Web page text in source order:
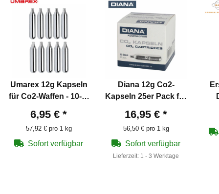
Umarex 12g Kapseln
für Co2-Waffen - 10-er
6,95 € *
57,92 € pro 1 kg
Sofort verfügbar
Diana 12g Co2-
Kapseln 25er Pack für
16,95 € *
56,50 € pro 1 kg
Sofort verfügbar
Lieferzeit: 1 - 3 Werktage